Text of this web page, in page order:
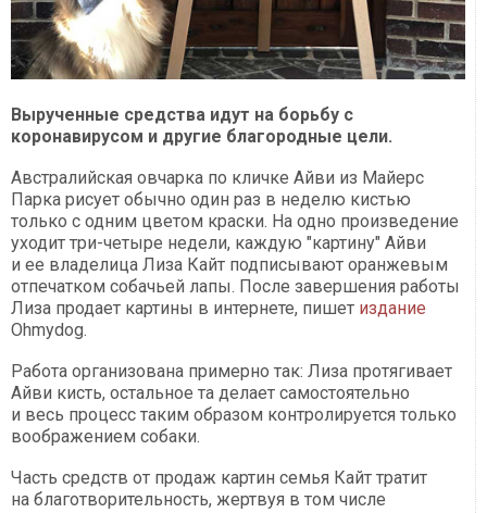
Вырученные средства идут на борьбу с
коронавирусом и другие благородные цели.
Австралийская овчарка по кличке Айви из Майерс
Парка рисует обычно один раз в неделю кистью
только с одним цветом краски. На одно произведение
уходит три-четыре недели, каждую "картину" Айви
и ее владелица Лиза Кайт подписывают оранжевым
отпечатком собачьей лапы. После завершения работы
Лиза продает картины в интернете, пишет издание
Ohmydog.
Работа организована примерно так: Лиза протягивает
Айви кисть, остальное та делает самостоятельно
и весь процесс таким образом контролируется только
воображением собаки.
Часть средств от продаж картин семья Кайт тратит
на благотворительность, жертвуя в том числе